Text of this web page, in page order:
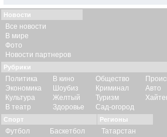
Новости
Все новости
В мире
Фото
Новости партнеров
Рубрики
Политика
Экономика
Культура
В театр
В кино
Шоубиз
Желтый
Здоровье
Общество
Криминал
Туризм
Сад-огород
Авто
Спорт
Футбол
Баскетбол
Регионы
Татарстан